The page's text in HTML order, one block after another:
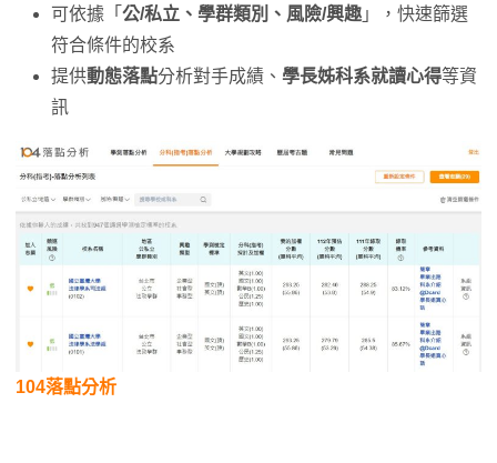
可依據「 公/私立、學群類別、風險/興趣 」，快速篩選
符合條件的校系
提供動態落點分析對手成績、 學長姊科系就讀心得等資
訊
104落點分析